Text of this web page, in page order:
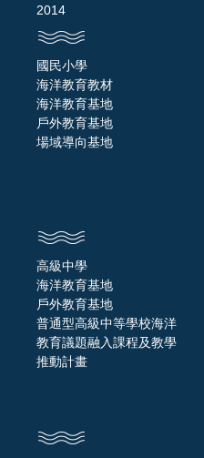
2014
國民小學
海洋教育教材
海洋教育基地
戶外教育基地
場域導向基地
高級中學
海洋教育基地
戶外教育基地
普通型高級中等學校海洋
教育議題融入課程及教學
推動計畫